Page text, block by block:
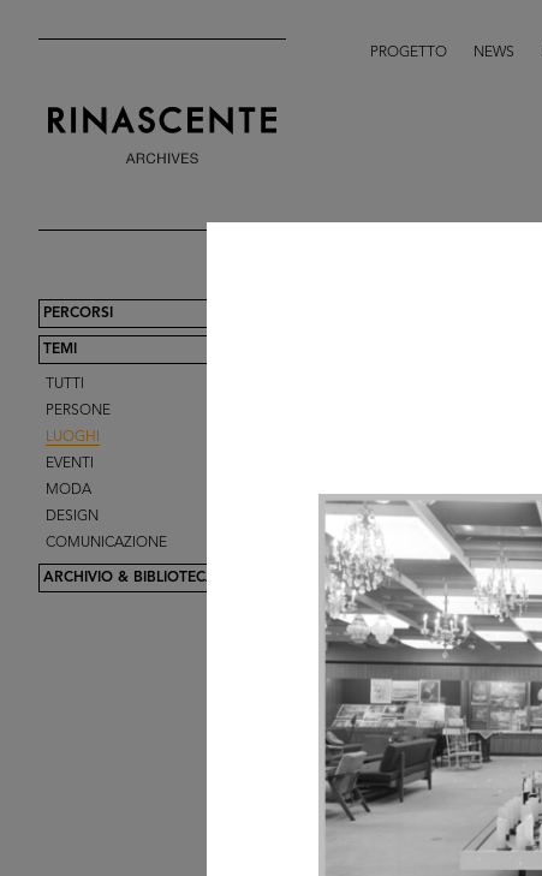
PROGETTO NEWS
PERCORSI
TEMI
TUTTI
PERSONE
LUOGHI
EVENTI
MODA
DESIGN
COMUNICAZIONE
ARCHIVIO & BIBLIOTECA
Interno del vecchio
magazzino Upim ...
« INIZIO